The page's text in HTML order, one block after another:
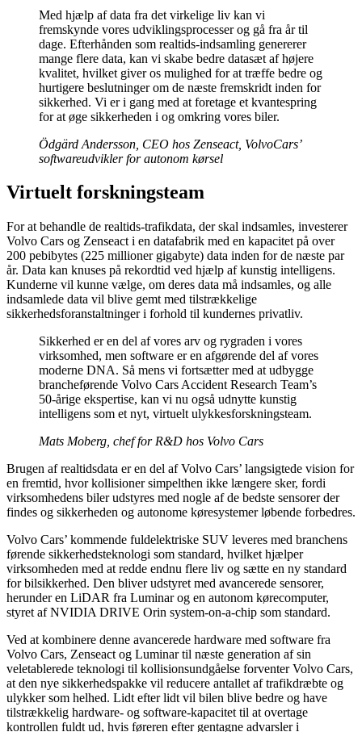
Med hjælp af data fra det virkelige liv kan vi
fremskynde vores udviklingsprocesser og gå fra år til
dage. Efterhånden som realtids-indsamling genererer
mange flere data, kan vi skabe bedre datasæt af højere
kvalitet, hvilket giver os mulighed for at træffe bedre og
hurtigere beslutninger om de næste fremskridt inden for
sikkerhed. Vi er i gang med at foretage et kvantespring
for at øge sikkerheden i og omkring vores biler.
Ödgärd Andersson, CEO hos Zenseact, VolvoCars’
softwareudvikler for autonom kørsel
Virtuelt forskningsteam
For at behandle de realtids-trafikdata, der skal indsamles, investerer
Volvo Cars og Zenseact i en datafabrik med en kapacitet på over
200 pebibytes (225 millioner gigabyte) data inden for de næste par
år. Data kan knuses på rekordtid ved hjælp af kunstig intelligens.
Kunderne vil kunne vælge, om deres data må indsamles, og alle
indsamlede data vil blive gemt med tilstrækkelige
sikkerhedsforanstaltninger i forhold til kundernes privatliv.
Sikkerhed er en del af vores arv og rygraden i vores
virksomhed, men software er en afgørende del af vores
moderne DNA. Så mens vi fortsætter med at udbygge
brancheførende Volvo Cars Accident Research Team’s
50-årige ekspertise, kan vi nu også udnytte kunstig
intelligens som et nyt, virtuelt ulykkesforskningsteam.
Mats Moberg, chef for R&D hos Volvo Cars
Brugen af realtidsdata er en del af Volvo Cars’ langsigtede vision for
en fremtid, hvor kollisioner simpelthen ikke længere sker, fordi
virksomhedens biler udstyres med nogle af de bedste sensorer der
findes og sikkerheden og autonome køresystemer løbende forbedres.
Volvo Cars’ kommende fuldelektriske SUV leveres med branchens
førende sikkerhedsteknologi som standard, hvilket hjælper
virksomheden med at redde endnu flere liv og sætte en ny standard
for bilsikkerhed. Den bliver udstyret med avancerede sensorer,
herunder en LiDAR fra Luminar og en autonom kørecomputer,
styret af NVIDIA DRIVE Orin system-on-a-chip som standard.
Ved at kombinere denne avancerede hardware med software fra
Volvo Cars, Zenseact og Luminar til næste generation af sin
veletablerede teknologi til kollisionsundgåelse forventer Volvo Cars,
at den nye sikkerhedspakke vil reducere antallet af trafikdræbte og
ulykker som helhed. Lidt efter lidt vil bilen blive bedre og have
tilstrækkelig hardware- og software-kapacitet til at overtage
kontrollen fuldt ud, hvis føreren efter gentagne advarsler i